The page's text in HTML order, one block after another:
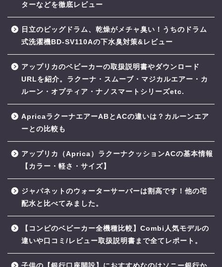
ターなどを徹底レビュー
日立のビッグドラム、乾燥がメチャ臭い！うちのドラム
式洗濯機BD-SV110Aの下水臭対策&レビュー
アップリカのベビーカーの取扱説明書やダウンロード
URLを紹介。ラクーナ・スムーブ・マジカルエアー・カ
ルーン・オプティア・ナノスマートシリーズetc.
ApricaラクーナエアーABとACの違いは？カルーンエア
ーとの比較も
アップリカ（Aprica）ラクーナクッションACの基本情報
【カラー・軽さ・サイズ】
ジャパネットのウォーターサーバーは割高です！他の宅
配水と比べてみました。
【コンビのベビーカー全機種比較】Combi人気モデルの
違いや口コミ/レビュー取扱説明書まで全てレポート。